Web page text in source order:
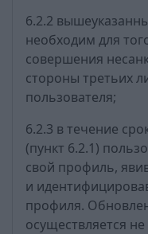
6.2.2
необходим для
совершения
стороны третьих
пользователя;
6.2.3 в течение
(пункт 6.2.1)
свой профиль,
и
профиля.
осуществляется